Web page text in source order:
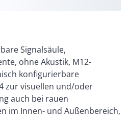
Signalsäule,
ohne Akustik, M12-
konfigurierbare
zur visuellen und/oder
auch bei rauen
im Innen- und Außenbereich,